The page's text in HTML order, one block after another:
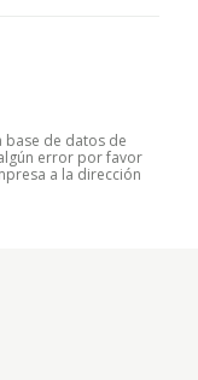
base de datos de
algún error por favor
a la dirección